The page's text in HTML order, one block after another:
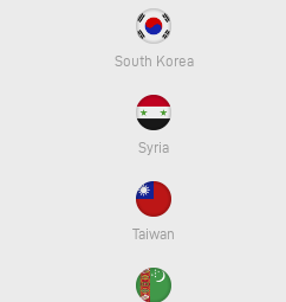
South Korea
Syria
Taiwan